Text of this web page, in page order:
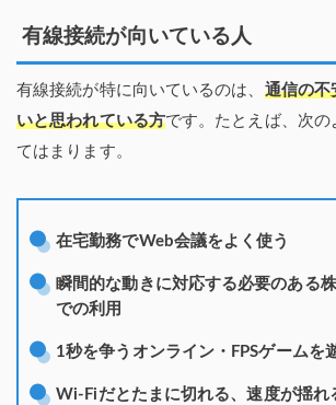
有線接続が向いている人
有線接続が特に向いているのは、 通信の不
いと思われている方です。たとえば、次の
てはまります。
在宅勤務でWeb会議をよく使う
瞬間的な動きに対応する必要のある
での利用
1秒を争うオンライン・FPSゲームを
Wi-Fiだとたまに切れる、速度が揺れ